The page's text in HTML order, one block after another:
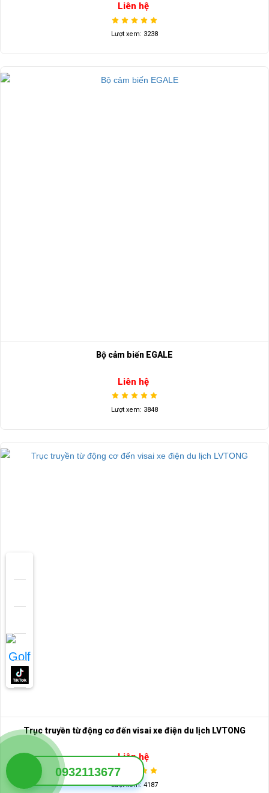
Liên hệ
Lượt xem: 3238
Bộ cảm biến EGALE
Liên hệ
Lượt xem: 3848
Trục truyền từ động cơ đến visai xe điện du lịch LVTONG
Liên hệ
Lượt xem: 4187
0932113677